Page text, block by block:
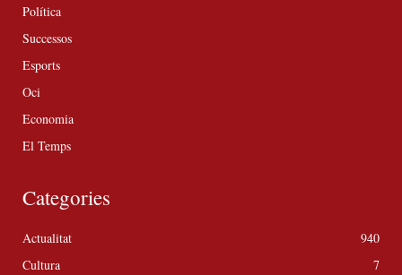
Política
Successos
Esports
Oci
Economia
El Temps
Categories
Actualitat
940
Cultura
7